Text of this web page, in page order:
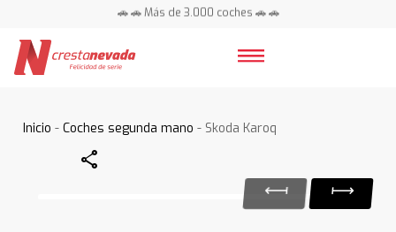
🚗 🚗 Más de 3.000 coches 🚗 🚗
Inicio -Coches segunda mano - Skoda Karoq
Share